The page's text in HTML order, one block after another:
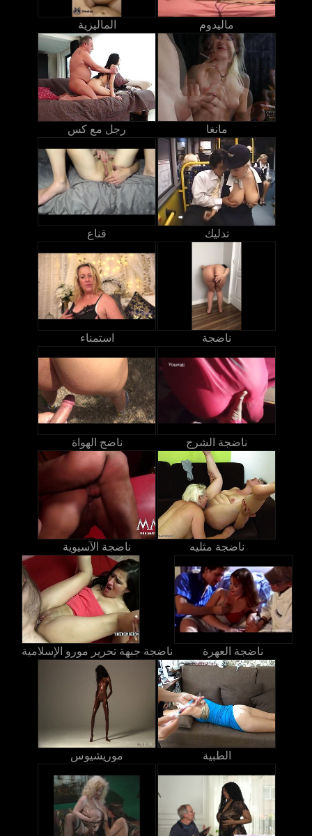
الماليزية ماليدوم
رجل مع كس مانغا
قناع تدليك
استمناء ناضجة
ناضج الهواة ناضجة الشرج
ناضجة الآسيوية ناضجة مثليه
ناضجة جبهة تحرير مورو الإسلامية ناضجة العهرة
موريشيوس الطبية